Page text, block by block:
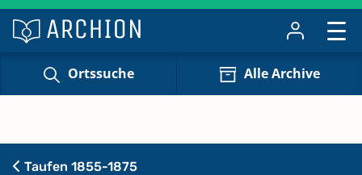
Ortssuche Alle Archive
Taufen 1855-1875